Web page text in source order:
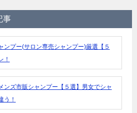
事
ンプー(サロン専売シャンプー)厳選【５
！
ンズ市販シャンプー【５選】男女でシャ
う！